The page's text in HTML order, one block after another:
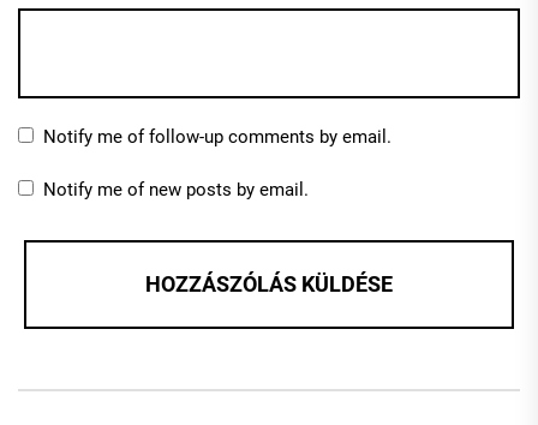
Notify me of follow-up comments by email.
Notify me of new posts by email.